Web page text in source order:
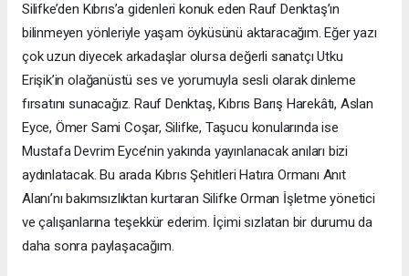
Silifke’den Kıbrıs’a gidenleri konuk eden Rauf Denktaş’ın
bilinmeyen yönleriyle yaşam öyküsünü aktaracağım. Eğer yazı
çok uzun diyecek arkadaşlar olursa değerli sanatçı Utku
Erişik’in olağanüstü ses ve yorumuyla sesli olarak dinleme
fırsatını sunacağız. Rauf Denktaş, Kıbrıs Barış Harekâtı, Aslan
Eyce, Ömer Sami Coşar, Silifke, Taşucu konularında ise
Mustafa Devrim Eyce’nin yakında yayınlanacak anıları bizi
aydınlatacak. Bu arada Kıbrıs Şehitleri Hatıra Ormanı Anıt
Alanı’nı bakımsızlıktan kurtaran Silifke Orman İşletme yönetici
ve çalışanlarına teşekkür ederim. İçimi sızlatan bir durumu da
daha sonra paylaşacağım.